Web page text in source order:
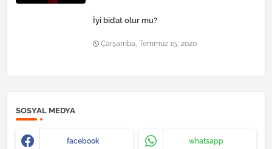
İyi bid’at olur mu?
Çarşamba, Temmuz 15, 2020
SOSYAL MEDYA
facebook whatsapp